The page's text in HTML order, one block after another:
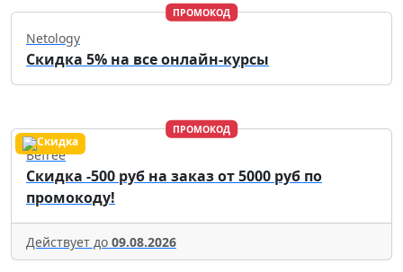
ПРОМОКОД
Netology
Скидка 5% на все онлайн-курсы
ПРОМОКОД
Befree
Скидка -500 руб на заказ от 5000 руб по
промокоду!
Действует до 09.08.2026